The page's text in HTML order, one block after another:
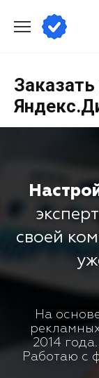
своей
На
2014
Работаю с